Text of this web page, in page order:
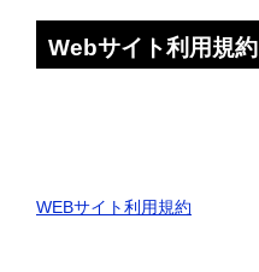
Webサイト利用規約
WEBサイト利用規約